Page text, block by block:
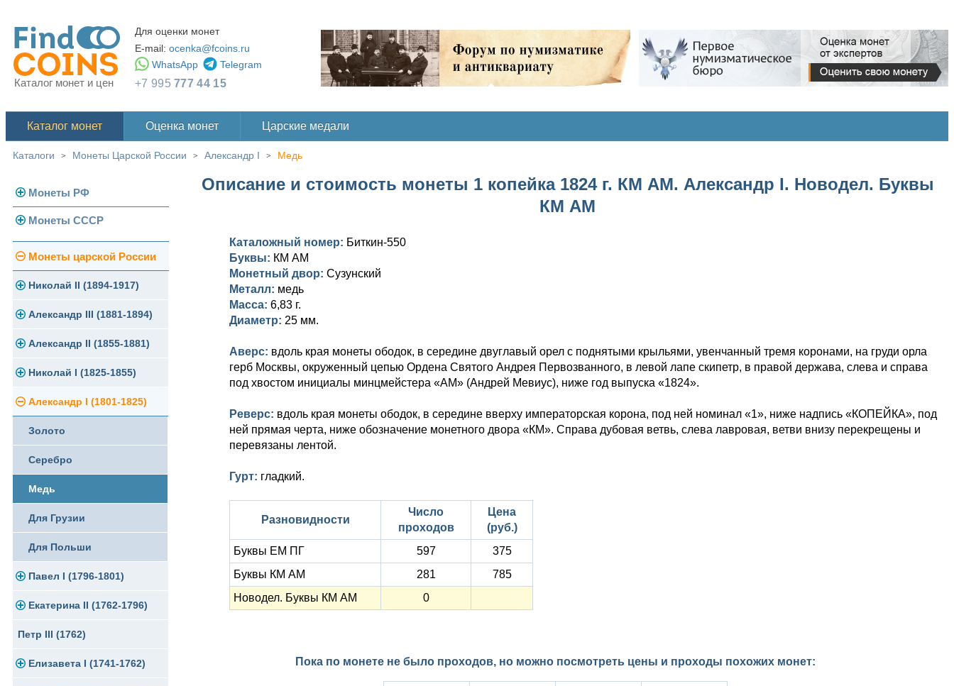
Каталог монет и цен
Для оценки монет
E-mail: ocenka@fcoins.ru
WhatsApp
Telegram
+7 995777 44 15
Каталог монет Оценка монет Царские медали
Каталоги > Монеты Царской России > Александр I > Медь
Монеты РФ
Современная Россия
Монеты 1991-1993 гг.
Памятные и юбилейные
Монеты СССР
Погодовка СССР
Монеты 1958 года
Золотые червонцы
Памятные и юбилейные
Монеты царской России
Николай II (1894-1917)
Золото
Серебро
Медь
Германская оккупация
Для Финляндии
Памятные и донативные
Александр III (1881-1894)
Золото
Серебро
Медь
Для Финляндии
Памятные и донативные
Александр II (1855-1881)
Золото
Серебро
Медь
Для Финляндии
Памятные и донативные
Николай I (1825-1855)
Платина, золото
Серебро
Медь
Для Грузии
Русско-Польские
Для Польши
Памятные и донативные
Александр I (1801-1825)
Золото
Серебро
Медь
Для Грузии
Для Польши
Павел I (1796-1801)
Золото
Серебро
Медь
Екатерина II (1762-1796)
Золото
Серебро
Петр III (1762)
Елизавета I (1741-1762)
Описание и стоимость монеты 1 копейка 1824 г. КМ АМ. Александр I. Новодел. Буквы
КМ АМ
Каталожный номер: Биткин-550
Буквы: КМ АМ
Монетный двор: Сузунский
Металл: медь
Масса: 6,83 г.
Диаметр: 25 мм.
Аверс: вдоль края монеты ободок, в середине двуглавый орел с поднятыми крыльями, увенчанный тремя коронами, на груди орла
герб Москвы, окруженный цепью Ордена Святого Андрея Первозванного, в левой лапе скипетр, в правой держава, слева и справа
под хвостом инициалы минцмейстера «АМ» (Андрей Мевиус), ниже год выпуска «1824».
Реверс: вдоль края монеты ободок, в середине вверху императорская корона, под ней номинал «1», ниже надпись «КОПЕЙКА», под
ней прямая черта, ниже обозначение монетного двора «КМ». Справа дубовая ветвь, слева лавровая, ветви внизу перекрещены и
перевязаны лентой.
Гурт: гладкий.
Разновидности
Число
проходов
Цена
(руб.)
Буквы ЕМ ПГ
597
375
Буквы КМ АМ
281
785
Новодел. Буквы КМ АМ
0
Пока по монете не было проходов, но можно посмотреть цены и проходы похожих монет: